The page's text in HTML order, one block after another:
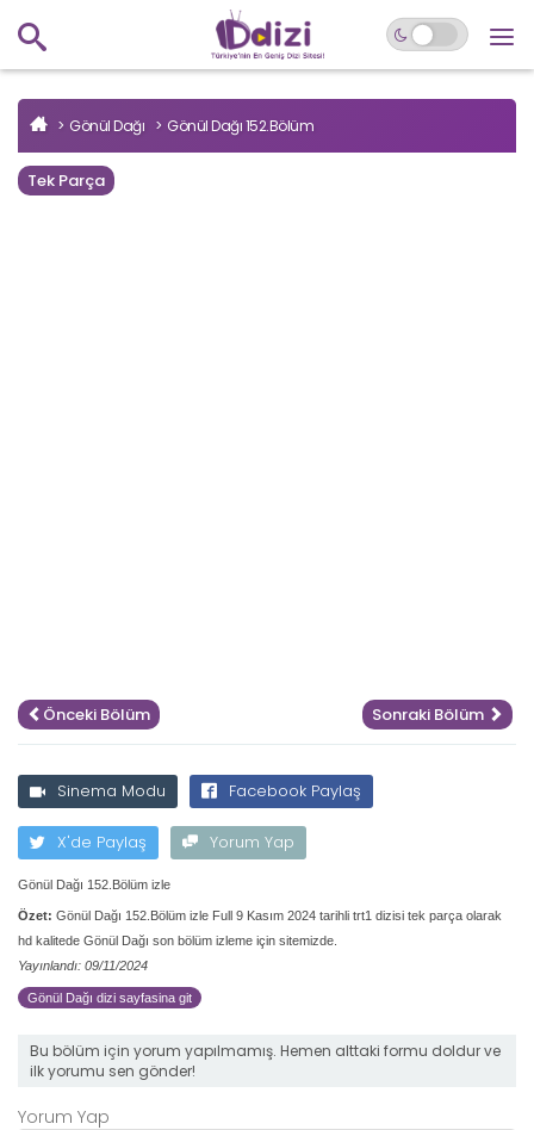
Gönül Dağı Gönül Dağı 152.Bölüm
Tek Parça
Önceki Bölüm Sonraki Bölüm
Sinema Modu Facebook Paylaş
X'de Paylaş Yorum Yap
Gönül Dağı 152.Bölüm izle
Özet: Gönül Dağı 152.Bölüm izle Full 9 Kasım 2024 tarihli trt1 dizisi tek parça olarak
hd kalitede Gönül Dağı son bölüm izleme için sitemizde.
Yayınlandı: 09/11/2024
Gönül Dağı dizi sayfasina git
Bu bölüm için yorum yapılmamış. Hemen alttaki formu doldur ve
ilk yorumu sen gönder!
Yorum Yap